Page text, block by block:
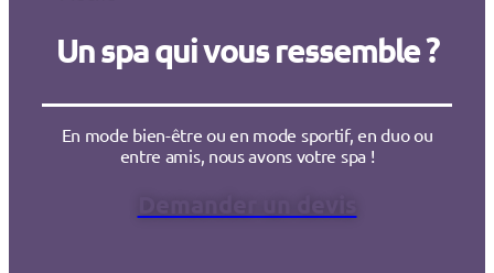
Un spa qui vous ressemble ?
En mode bien-être ou en mode sportif, en duo ou
entre amis, nous avons votre spa !